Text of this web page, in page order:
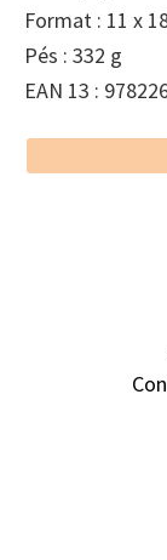
Format : 11 x
Pés : 332 g
EAN 13 :
Footer